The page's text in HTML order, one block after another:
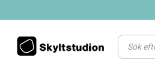
Products
search